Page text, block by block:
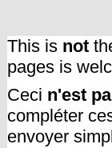
This is not
pages is
Ceci n'est
compléter
envoyer